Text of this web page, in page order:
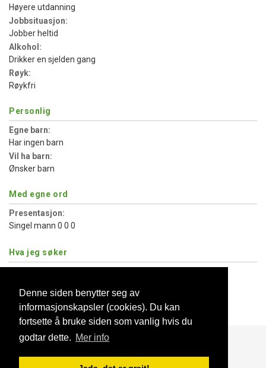
Denne siden benytter seg av
informasjonskapsler (cookies). Du kan
fortsette å bruke siden som vanlig hvis du
godtar dette. Mer info
Høyere utdanning
Jobbsituasjon:
Jobber heltid
Alkohol:
Drikker en sjelden gang
Røyk:
Røykfri
Personlig
Egne barn:
Har ingen barn
Vil ha barn:
Ønsker barn
Med egne ord
Presentasjon:
Singel mann 0 0 0
Hva jeg søker
Partners barn:
Vil helst treffe noen uten barn
Blogg Support Kontakt oss